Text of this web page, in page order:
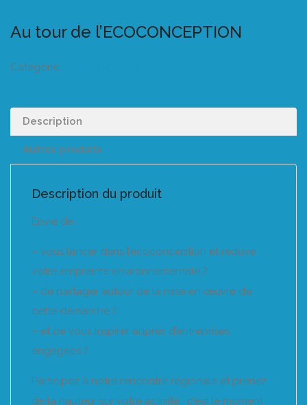
Au tour de l’ECOCONCEPTION
Catégorie :
Description
Autres produits
Description du produit
Envie de :
– vous lancer dans l’écoconception et réduire
votre empreinte environnementale ?
– de partager autour de la mise en œuvre de
cette démarche ?
– et de vous inspirer auprès d’entreprises
engagées ?
Participez à notre rencontre régionale et prenez
de la hauteur sur votre activité : c’est le moment